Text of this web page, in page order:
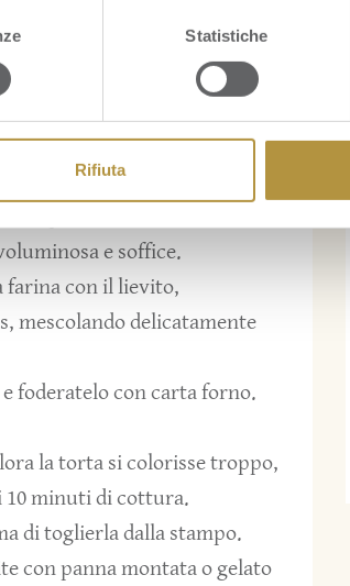
Statistiche
Rifiuta
e dividete in due le fette.
a quando saranno
e soffice.
farina con il lievito,
mescolando delicatamente
foderatelo con carta forno.
la torta si colorisse troppo,
minuti di cottura.
di toglierla dalla stampo.
con panna montata o gelato